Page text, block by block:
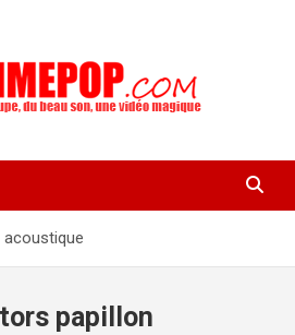
indé sur Lyon. rock pop concert
papillon